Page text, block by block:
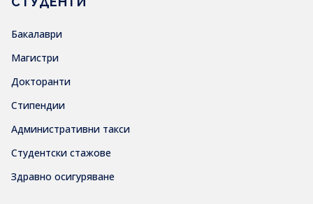
Бакалаври
Магистри
Докторанти
Стипендии
Административни такси
Студентски стажове
Здравно осигуряване